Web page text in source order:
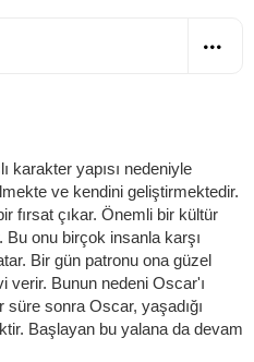
karakter yapısı nedeniyle
ve kendini geliştirmektedir.
fırsat çıkar. Önemli bir kültür
Bu onu birçok insanla karşı
Bir gün patronu ona güzel
verir. Bunun nedeni Oscar'ı
sonra Oscar, yaşadığı
Başlayan bu yalana da devam